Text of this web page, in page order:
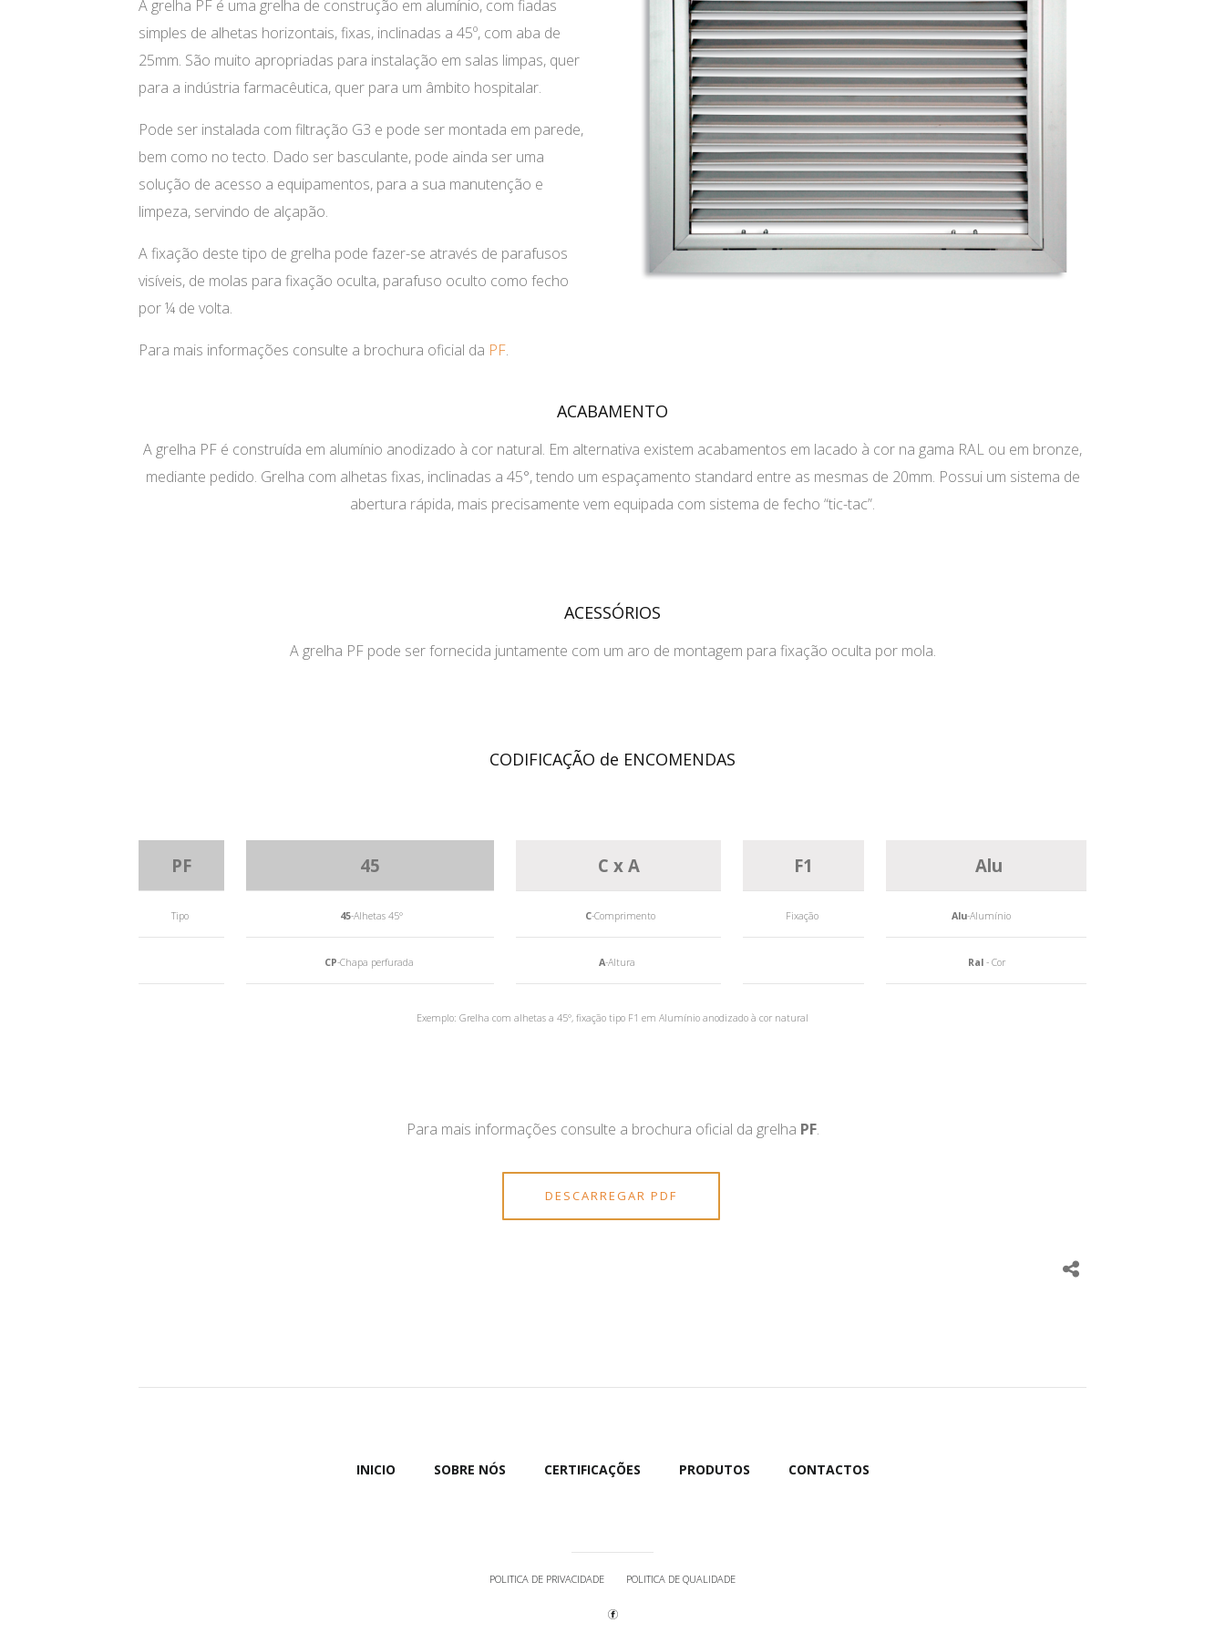
A grelha PF é uma grelha de construção em alumínio, com fiadas
simples de alhetas horizontais, fixas, inclinadas a 45º, com aba de
25mm. São muito apropriadas para instalação em salas limpas, quer
para a indústria farmacêutica, quer para um âmbito hospitalar.
Pode ser instalada com filtração G3 e pode ser montada em parede,
bem como no tecto. Dado ser basculante, pode ainda ser uma
solução de acesso a equipamentos, para a sua manutenção e
limpeza, servindo de alçapão.
A fixação deste tipo de grelha pode fazer-se através de parafusos
visíveis, de molas para fixação oculta, parafuso oculto como fecho
por ¼ de volta.
Para mais informações consulte a brochura oficial da PF.
ACABAMENTO
A grelha PF é construída em alumínio anodizado à cor natural. Em alternativa existem acabamentos em lacado à cor na gama RAL ou em bronze,
mediante pedido. Grelha com alhetas fixas, inclinadas a 45°, tendo um espaçamento standard entre as mesmas de 20mm. Possui um sistema de
abertura rápida, mais precisamente vem equipada com sistema de fecho “tic-tac”.
ACESSÓRIOS
A grelha PF pode ser fornecida juntamente com um aro de montagem para fixação oculta por mola.
CODIFICAÇÃO de ENCOMENDAS
PF 45 C x A F1 Alu
Tipo 45-Alhetas 45° C-Comprimento Fixação Alu-Alumínio
CP-Chapa perfurada A-Altura Ral- Cor
Exemplo: Grelha com alhetas a 45°, fixação tipo F1 em Alumínio anodizado à cor natural
Para mais informações consulte a brochura oficial da grelha PF.
DESCARREGAR PDF
INICIO SOBRE NÓS CERTIFICAÇÕES PRODUTOS CONTACTOS
POLITICA DE PRIVACIDADE POLITICA DE QUALIDADE